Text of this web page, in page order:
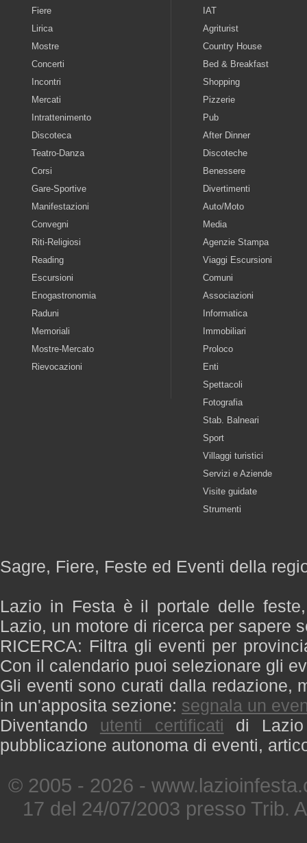
Fiere
Lirica
Mostre
Concerti
Incontri
Mercati
Intrattenimento
Discoteca
Teatro-Danza
Corsi
Gare-Sportive
Manifestazioni
Convegni
Riti-Religiosi
Reading
Escursioni
Enogastronomia
Raduni
Memoriali
Mostre-Mercato
Rievocazioni
IAT
Agriturist
Country House
Bed & Breakfast
Shopping
Pizzerie
Pub
After Dinner
Discoteche
Benessere
Divertimenti
Auto/Moto
Media
Agenzie Stampa
Viaggi Escursioni
Comuni
Associazioni
Informatica
Immobiliari
Proloco
Enti
Spettacoli
Fotografia
Stab. Balneari
Sport
Villaggi turistici
Servizi e Aziende
Visite guidate
Strumenti
Sagre, Fiere, Feste ed Eventi della
Lazio in Festa è il portale delle
Lazio, un motore di ricerca per sapere
RICERCA: Filtra gli eventi per
Con il calendario puoi selezionare gli
Gli eventi sono curati dalla redazione,
in un'apposita sezione: segnala un
Diventando utenti certificati di
pubblicazione autonoma di eventi,
© 2005 - 2026 -
17 del 24/07/2003 presso Trib.